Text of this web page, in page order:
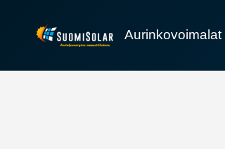
sisältöön
Aurinkovoimalat